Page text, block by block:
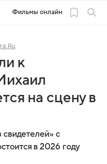
Фильмы онлайн
к
на сцену в
с
в 2026 году